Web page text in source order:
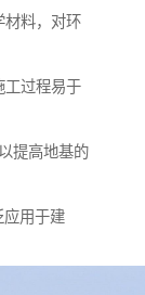
材料，对环
工过程易于
提高地基的
应用于建